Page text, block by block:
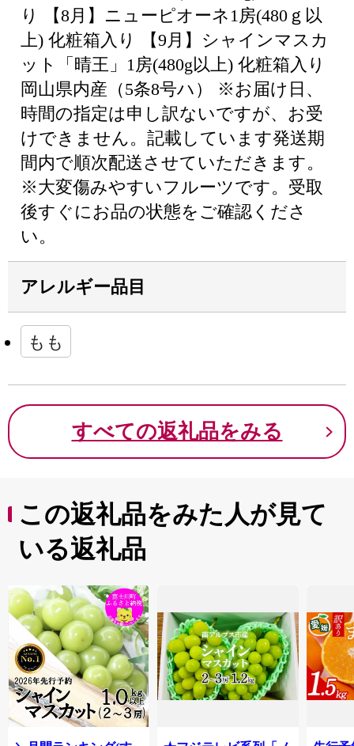
り 【8月】ニューピオーネ1房(480ｇ以
上) 化粧箱入り 【9月】シャインマスカ
ット「晴王」1房(480g以上) 化粧箱入り
岡山県内産（5条8号ハ） ※お届け日、
時間の指定は申し訳ないですが、お受
けできません。記載しています発送期
間内で順次配送させていただきます。
※大変傷みやすいフルーツです。受取
後すぐにお品の状態をご確認くださ
い。
アレルギー品目
もも
すべての返礼品をみる
この返礼品をみた人が見て
いる返礼品